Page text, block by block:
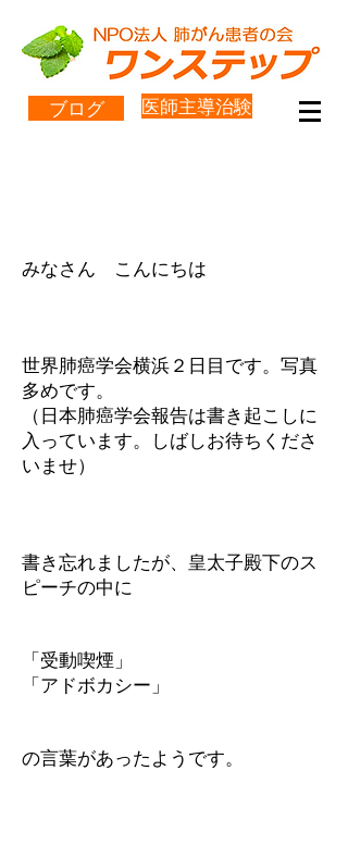
ブログ 医師主導治験
みなさん こんにちは
世界肺癌学会横浜２日目です。写真
多めです。
（日本肺癌学会報告は書き起こしに
入っています。しばしお待ちくださ
いませ）
書き忘れましたが、皇太子殿下のス
ピーチの中に
「受動喫煙」
「アドボカシー」
の言葉があったようです。